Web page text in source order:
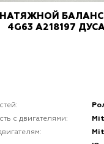
4G63 A218197
с двигателями: